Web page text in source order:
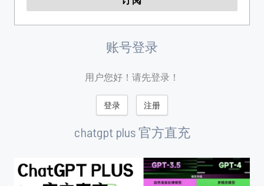
账号登录
用户您好！请先登录！
登录 注册
chatgpt plus 官方直充